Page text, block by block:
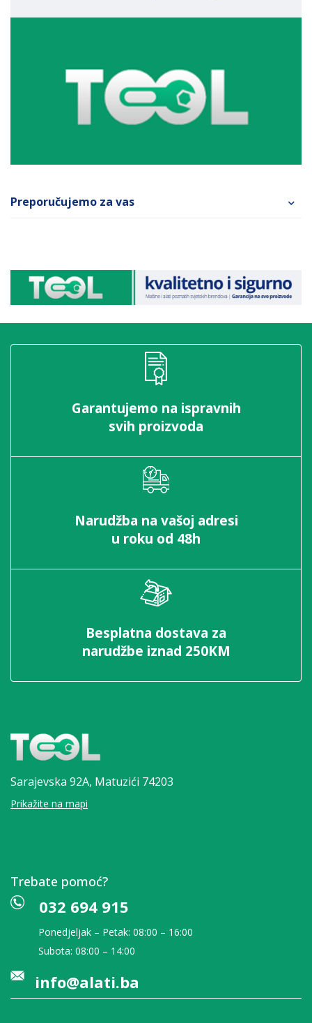
Preporučujemo za vas
Garantujemo na ispravnih
svih proizvoda
Narudžba na vašoj adresi
u roku od 48h
Besplatna dostava za
narudžbe iznad 250KM
Sarajevska 92A, Matuzići 74203
Prikažite na mapi
Trebate pomoć?
032 694 915
Ponedjeljak – Petak: 08:00 – 16:00
Subota: 08:00 – 14:00
info@alati.ba